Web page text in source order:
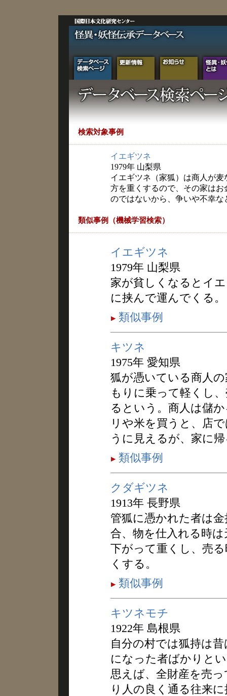
検索対象事例
イエギツネ
1979年 山梨県
イエギツネ（家狐）は商人が
方を重くするので、その家は
のではないから、争いや不幸
類似事例（機械学習検索）
イエギツネ
1979年 山梨県
家が貧しくなるとイ
に挟んで運んでくる。
類似事例
キツネ
1975年 愛知県
狐が憑いている商人
もりに乗って軽くし
るという。商人は儲
リや米を買うと、店
うに見えるが、家に
類似事例
クダギツネ
1913年 長野県
管狐に憑かれた者は
合、物を仕入れる時
下がって重くし、売
くする。
類似事例
キツネモチ
1922年 島根県
自分の村では狐持は
になった者ばかりと
思えば、全財産を売
り人の良く通る往来